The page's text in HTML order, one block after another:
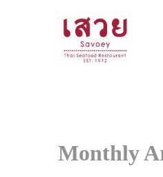
Monthly